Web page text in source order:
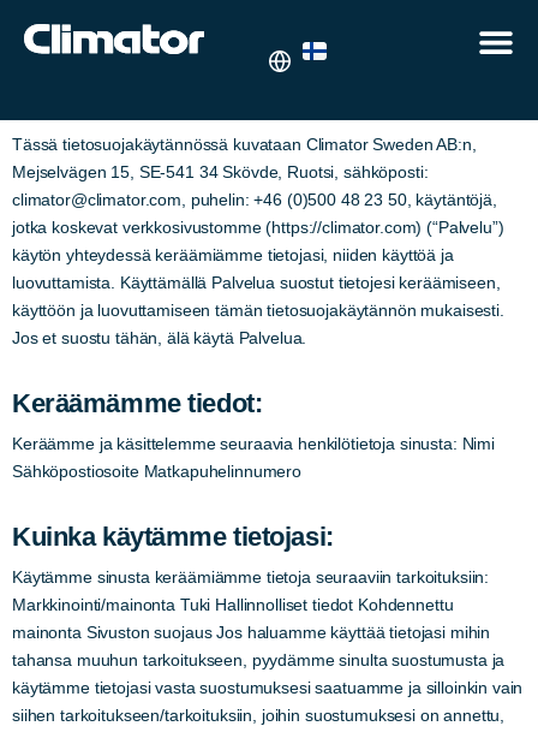
Privacy Policy – FI
Tässä tietosuojakäytännössä kuvataan Climator Sweden AB:n,
Mejselvägen 15, SE-541 34 Skövde, Ruotsi, sähköposti:
climator@climator.com, puhelin: +46 (0)500 48 23 50, käytäntöjä,
jotka koskevat verkkosivustomme (https://climator.com) (“Palvelu”)
käytön yhteydessä keräämiämme tietojasi, niiden käyttöä ja
luovuttamista. Käyttämällä Palvelua suostut tietojesi keräämiseen,
käyttöön ja luovuttamiseen tämän tietosuojakäytännön mukaisesti.
Jos et suostu tähän, älä käytä Palvelua.
Keräämämme tiedot:
Keräämme ja käsittelemme seuraavia henkilötietoja sinusta: Nimi
Sähköpostiosoite Matkapuhelinnumero
Kuinka käytämme tietojasi:
Käytämme sinusta keräämiämme tietoja seuraaviin tarkoituksiin:
Markkinointi/mainonta Tuki Hallinnolliset tiedot Kohdennettu
mainonta Sivuston suojaus Jos haluamme käyttää tietojasi mihin
tahansa muuhun tarkoitukseen, pyydämme sinulta suostumusta ja
käytämme tietojasi vasta suostumuksesi saatuamme ja silloinkin vain
siihen tarkoitukseen/tarkoituksiin, joihin suostumuksesi on annettu,